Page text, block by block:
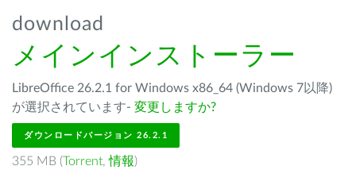
download
メインインストーラー
LibreOffice 26.2.1 for Windows x86_64 (Windows 7以降)
が選択されています- 変更しますか?
ダウンロードバージョン 26.2.1
355 MB (Torrent,情報)